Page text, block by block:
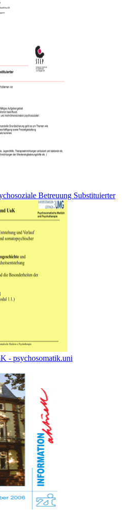
Betreuung Substituierter
- psychosomatik.uni